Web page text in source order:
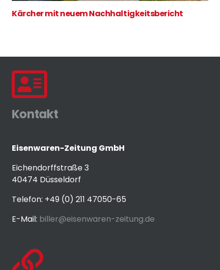
Kärcher mit neuem Nachhaltigkeitsbericht
Kontakt
Eisenwaren-Zeitung GmbH
Eichendorffstraße 3
40474 Düsseldorf
Telefon: +49 (0) 211 47050-65
E-Mail: biller@eisenwaren-zeitung.de